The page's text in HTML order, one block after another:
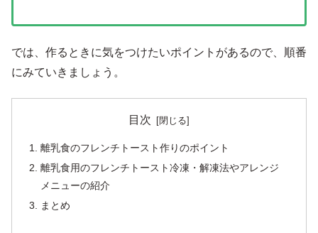
では、作るときに気をつけたいポイントがあるので、順番
にみていきましょう。
目次
離乳食のフレンチトースト作りのポイント
離乳食用のフレンチトースト冷凍・解凍法やアレンジ
メニューの紹介
まとめ